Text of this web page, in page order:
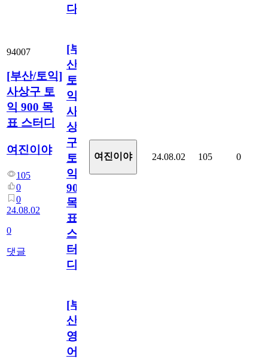
다!
94007
[부산/토익]
사상구 토
익 900 목
표 스터디
여진이야
105
0
0
24.08.02
0
댓글
[부
산/
토
익]
사
상
구
토
익
900
목
표
스
터
디
여진이야 24.08.02 105 0
[부
산/
영
어]